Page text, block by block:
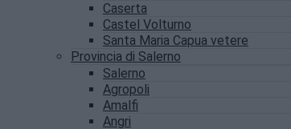
Caserta
Castel Volturno
Santa Maria Capua vetere
Provincia di Salerno
Salerno
Agropoli
Amalfi
Angri